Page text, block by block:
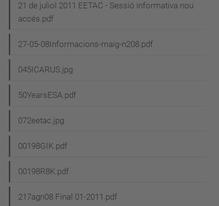
21 de juliol 2011 EETAC - Sessió informativa nou
accés.pdf
27-05-08Informacions-maig-n208.pdf
045ICARUS.jpg
50YearsESA.pdf
072eetac.jpg
00198GIK.pdf
00198R8K.pdf
217agn08 Final 01-2011.pdf